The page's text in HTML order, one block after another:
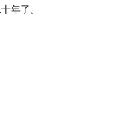
年了。